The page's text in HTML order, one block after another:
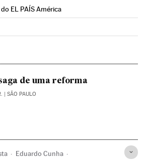
EL PAÍS América
en Instagram
de uma reforma
| SÃO PAULO
Eduardo Cunha